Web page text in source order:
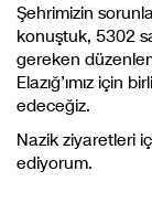
Şehrimizin
konuştuk, 5302
gereken
Elazığ’ımız için
edeceğiz.
Nazik ziyaretleri
ediyorum.